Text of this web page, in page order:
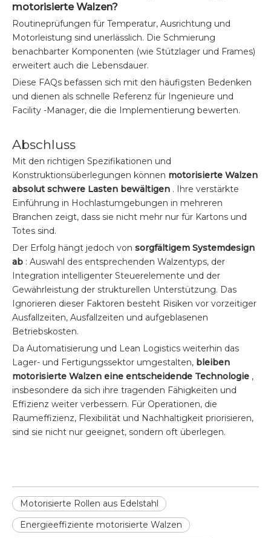
motorisierte Walzen?
Routineprüfungen für Temperatur, Ausrichtung und
Motorleistung sind unerlässlich. Die Schmierung
benachbarter Komponenten (wie Stützlager und Frames)
erweitert auch die Lebensdauer.
Diese FAQs befassen sich mit den häufigsten Bedenken
und dienen als schnelle Referenz für Ingenieure und
Facility -Manager, die die Implementierung bewerten.
Abschluss
Mit den richtigen Spezifikationen und
Konstruktionsüberlegungen können motorisierte Walzen
absolut schwere Lasten bewältigen . Ihre verstärkte
Einführung in Hochlastumgebungen in mehreren
Branchen zeigt, dass sie nicht mehr nur für Kartons und
Totes sind.
Der Erfolg hängt jedoch von sorgfältigem Systemdesign
ab : Auswahl des entsprechenden Walzentyps, der
Integration intelligenter Steuerelemente und der
Gewährleistung der strukturellen Unterstützung. Das
Ignorieren dieser Faktoren besteht Risiken vor vorzeitiger
Ausfallzeiten, Ausfallzeiten und aufgeblasenen
Betriebskosten.
Da Automatisierung und Lean Logistics weiterhin das
Lager- und Fertigungssektor umgestalten, bleiben
motorisierte Walzen eine entscheidende Technologie ,
insbesondere da sich ihre tragenden Fähigkeiten und
Effizienz weiter verbessern. Für Operationen, die
Raumeffizienz, Flexibilität und Nachhaltigkeit priorisieren,
sind sie nicht nur geeignet, sondern oft überlegen.
Motorisierte Rollen aus Edelstahl
Energieeffiziente motorisierte Walzen